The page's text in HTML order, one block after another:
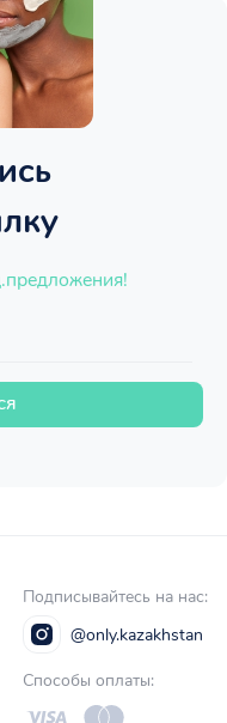
Подписывайтесь на нас:
@only.kazakhstan
Способы оплаты: